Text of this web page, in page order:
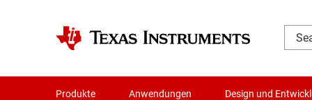
Produkte Anwendungen Design und